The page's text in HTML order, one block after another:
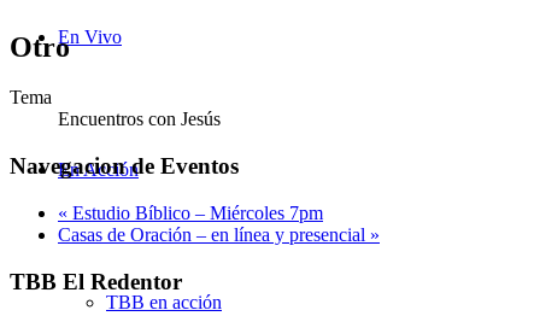
En Vivo
En Acción
TBB en acción
Otro
Tema
Encuentros con Jesús
Navegacion de Eventos
« Estudio Bíblico – Miércoles 7pm
Casas de Oración – en línea y presencial »
TBB El Redentor